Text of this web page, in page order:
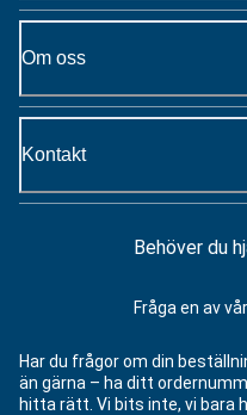
Om oss
Kontakt
Behöver du
Fråga en av
Har du frågor om din
än gärna – ha ditt
hitta rätt. Vi bits inte, vi bara